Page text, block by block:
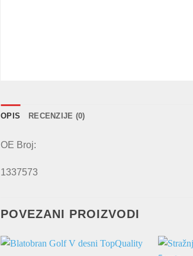
OPIS RECENZIJE (0)
OE Broj:
1337573
POVEZANI PROIZVODI